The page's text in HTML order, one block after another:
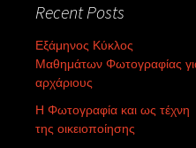
Recent Posts
Εξάμηνος Κύκλος
Μαθημάτων Φωτογραφίας
αρχάριους
Η Φωτογραφία και ως τέχνη
της οικειοποίησης